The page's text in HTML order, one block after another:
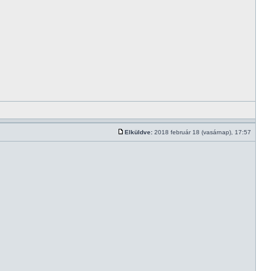
Elküldve: 2018 február 18 (vasárnap), 17:57